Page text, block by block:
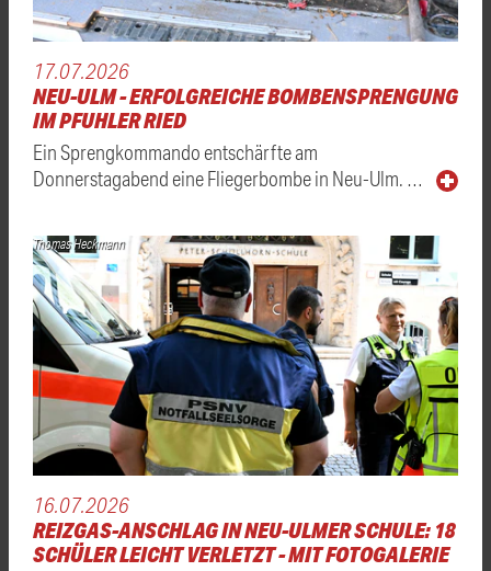
17.07.2026
NEU-ULM - ERFOLGREICHE BOMBENSPRENGUNG
IM PFUHLER RIED
Ein Sprengkommando entschärfte am
Donnerstagabend eine Fliegerbombe in Neu-Ulm. …
Thomas Heckmann
16.07.2026
REIZGAS-ANSCHLAG IN NEU-ULMER SCHULE: 18
SCHÜLER LEICHT VERLETZT - MIT FOTOGALERIE